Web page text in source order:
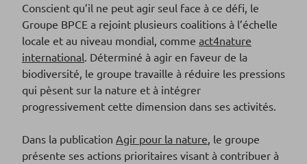
Conscient qu’il ne peut agir seul face à ce défi, le
Groupe BPCE a rejoint plusieurs coalitions à l’échelle
locale et au niveau mondial, comme act4nature
international. Déterminé à agir en faveur de la
biodiversité, le groupe travaille à réduire les pressions
qui pèsent sur la nature et à intégrer
progressivement cette dimension dans ses activités.
Dans la publication Agir pour la nature, le groupe
présente ses actions prioritaires visant à contribuer à